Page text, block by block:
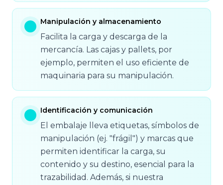
Manipulación y almacenamiento
Facilita la carga y descarga de la
mercancía. Las cajas y pallets, por
ejemplo, permiten el uso eficiente de
maquinaria para su manipulación.
Identificación y comunicación
El embalaje lleva etiquetas, símbolos de
manipulación (ej. "frágil") y marcas que
permiten identificar la carga, su
contenido y su destino, esencial para la
trazabilidad. Además, si nuestra